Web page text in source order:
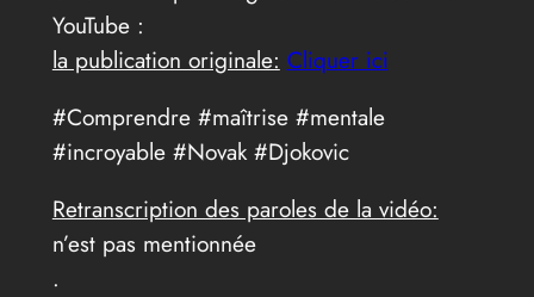
YouTube :
la publication originale: Cliquer ici
#Comprendre #maîtrise #mentale
#incroyable #Novak #Djokovic
Retranscription des paroles de la vidéo:
n’est pas mentionnée
.